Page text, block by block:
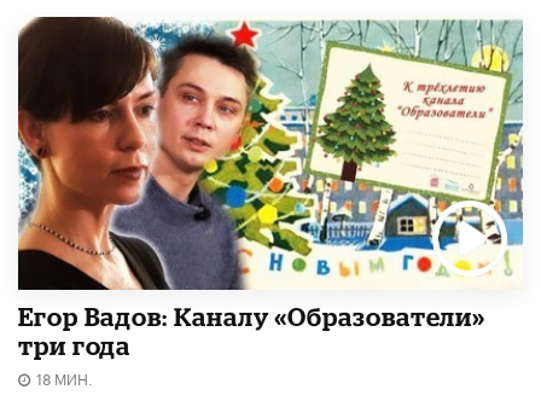
Егор Вадов: Каналу «Образователи»
три года
18 МИН.